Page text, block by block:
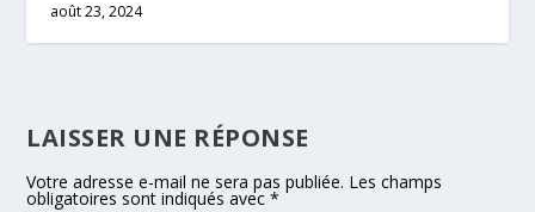
août 23, 2024
LAISSER UNE RÉPONSE
Votre adresse e-mail ne sera pas publiée. Les champs
obligatoires sont indiqués avec*